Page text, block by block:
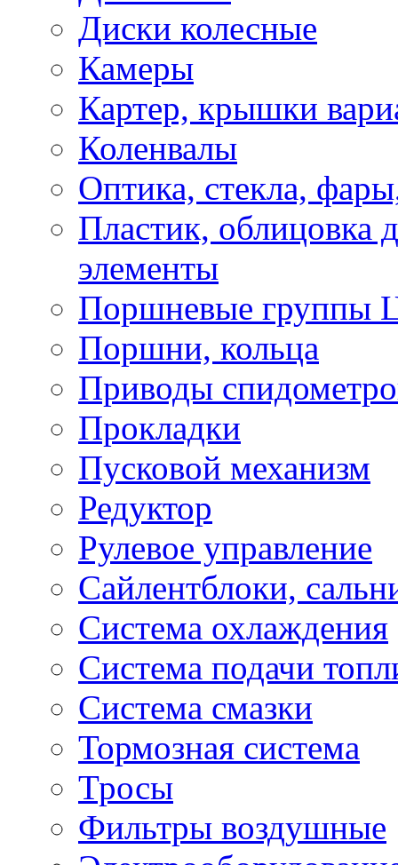
Диски колесные
Камеры
Картер, крышки
Коленвалы
Оптика, стекла,
Пластик, облицовка
элементы
Поршневые группы
Поршни, кольца
Приводы
Прокладки
Пусковой механизм
Редуктор
Рулевое управление
Сайлентблоки,
Система охлаждения
Система подачи
Система смазки
Тормозная система
Тросы
Фильтры воздушные